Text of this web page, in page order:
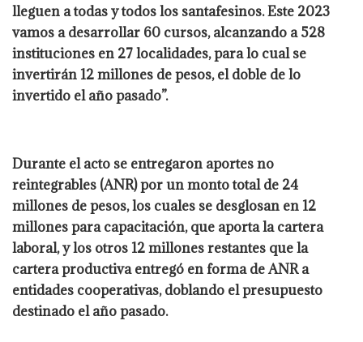
lleguen a todas y todos los santafesinos. Este 2023
vamos a desarrollar 60 cursos, alcanzando a 528
instituciones en 27 localidades, para lo cual se
invertirán 12 millones de pesos, el doble de lo
invertido el año pasado”.
Durante el acto se entregaron aportes no
reintegrables (ANR) por un monto total de 24
millones de pesos, los cuales se desglosan en 12
millones para capacitación, que aporta la cartera
laboral, y los otros 12 millones restantes que la
cartera productiva entregó en forma de ANR a
entidades cooperativas, doblando el presupuesto
destinado el año pasado.